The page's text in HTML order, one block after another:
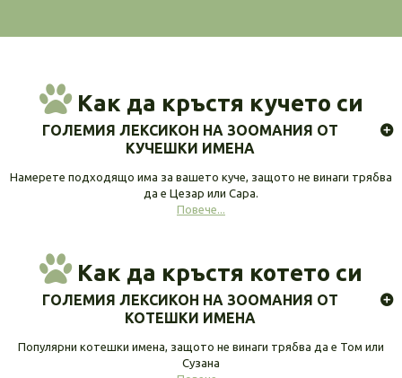
Как да кръстя кучето си
ГОЛЕМИЯ ЛЕКСИКОН НА ЗООМАНИЯ ОТ
КУЧЕШКИ ИМЕНА
Намерете подходящо има за вашето куче, защото не винаги трябва
да е Цезар или Сара.
Повече...
Как да кръстя котето си
ГОЛЕМИЯ ЛЕКСИКОН НА ЗООМАНИЯ ОТ
КОТЕШКИ ИМЕНА
Популярни котешки имена, защото не винаги трябва да е Том или
Сузана